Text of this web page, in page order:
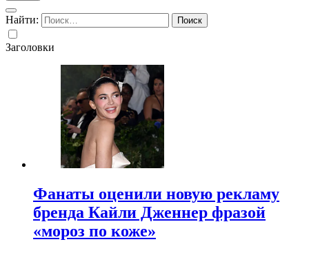
Найти:
Заголовки
Фанаты оценили новую рекламу
бренда Кайли Дженнер фразой
«мороз по коже»